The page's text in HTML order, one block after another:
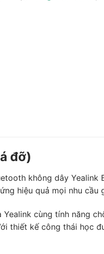
đỡ)
không dây Yealink
hiệu quả mọi nhu
cùng tính năng
thiết kế công thái học